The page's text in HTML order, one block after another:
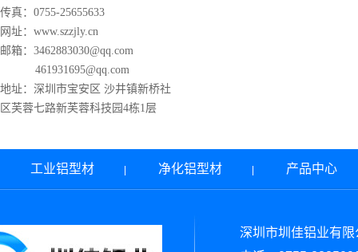
传真：0755-25655633
网址：www.szzjly.cn
邮箱：3462883030@qq.com
461931695@qq.com
地址： 深圳市宝安区 沙井镇新桥社
区芙蓉七路新芙蓉科技园4栋1层
工业铝型材 净化铝型材 产品中心
深圳市圳佳铝业有限